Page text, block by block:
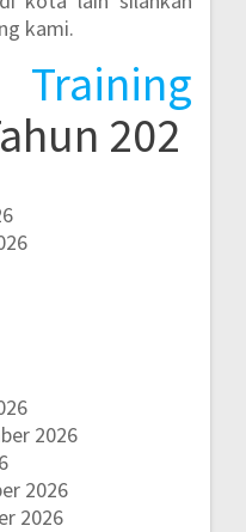
kami.
Training
202
2026
2026
2026